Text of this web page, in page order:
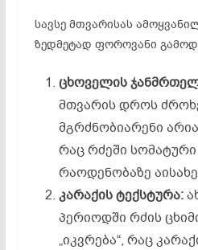
სავსე მთვარისას
ზედმეტად ფოროვანი
ცხოველის
მთვარის დროს
მგრძნობიარენი
რაც რძეში
რაოდენობაზე
კარაქისტექსტურა:
პერიოდში რძის
„იკვრება“, რაც